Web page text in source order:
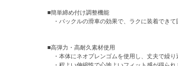
■簡単締め付け調整機能
・バックルの滑車の効果で、ラクに装着できて
■高弾力・高耐久素材使用
・本体にネオプレンゴムを使用し、丈夫で繰り